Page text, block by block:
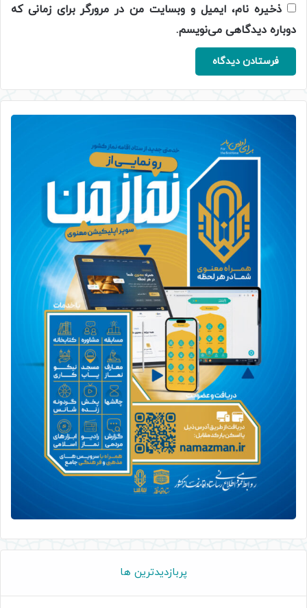
ذخیره نام، ایمیل و وبسایت من در مرورگر برای زمانی که
دوباره دیدگاهی می‌نویسم.
پربازدیدترین ها